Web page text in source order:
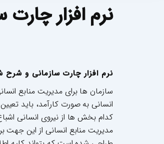
نرم افزار
نرم افزار چارت سازمانی و
سازمان ها برای مدیریت منابع
انسانی به صورت کارآمد، باید
کدام بخش ها از نیروی انسانی
مدیریت منابع انسانی از این جهت